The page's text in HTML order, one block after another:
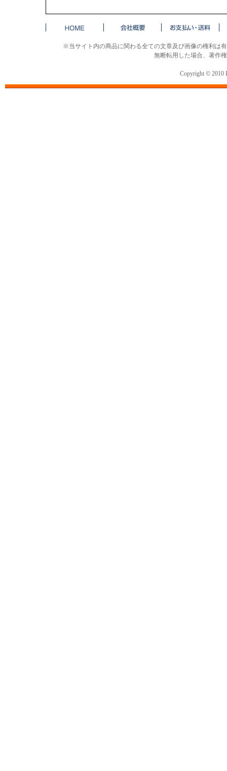
※当サイト内の商品に関わる全ての文章及び画像の権利は
無断転用した場合、著作
Copyright © 2010